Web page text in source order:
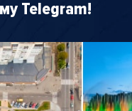
Telegram!